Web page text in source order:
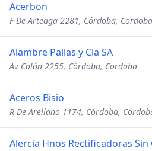
Acerbon
F De Arteaga 2281, Córdoba, Cordoba
Alambre Pallas y Cia SA
Av Colón 2255, Córdoba, Cordoba
Aceros Bisio
R De Arellano 1174, Córdoba,
Alercia Hnos Rectificadoras Sin